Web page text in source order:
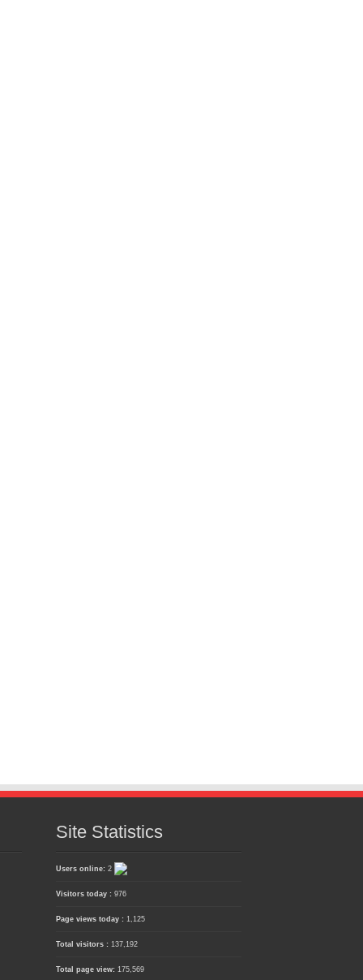
Site Statistics
Users online: 2
Visitors today : 976
Page views today : 1,125
Total visitors : 137,192
Total page view: 175,569